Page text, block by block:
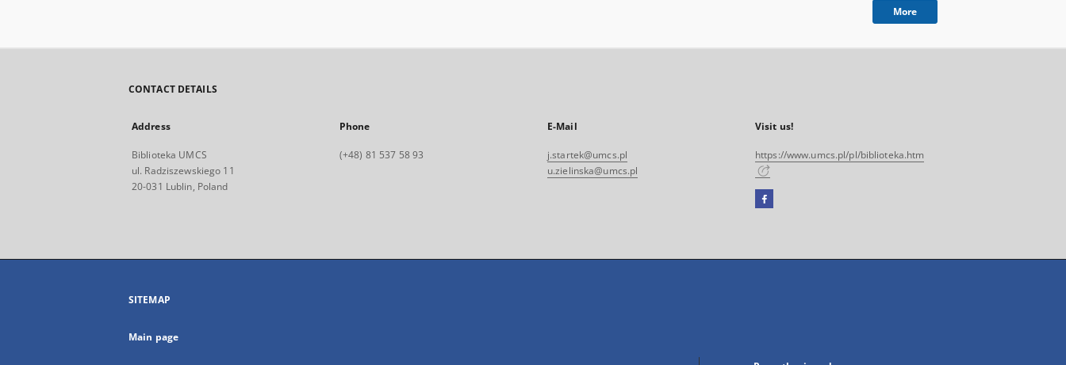
More
CONTACT DETAILS
Address
Biblioteka UMCS
ul. Radziszewskiego 11
20-031 Lublin, Poland
Phone
(+48) 81 537 58 93
E-Mail
j.startek@umcs.pl
u.zielinska@umcs.pl
Visit us!
https://www.umcs.pl/pl/biblioteka.htm
Facebook
open
SITEMAP
Main page